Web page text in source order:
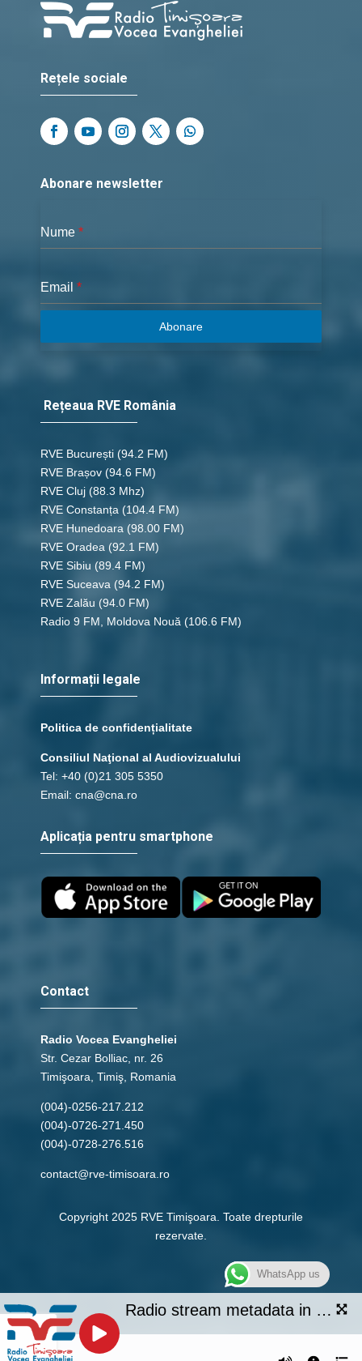
Rețele sociale
Abonare newsletter
Nume *
Email *
Abonare
Rețeaua RVE România
RVE București (94.2 FM)
RVE Brașov (94.6 FM)
RVE Cluj (88.3 Mhz)
RVE Constanța (104.4 FM)
RVE Hunedoara (98.00 FM)
RVE Oradea (92.1 FM)
RVE Sibiu (89.4 FM)
RVE Suceava (94.2 FM)
RVE Zalău (94.0 FM)
Radio 9 FM, Moldova Nouă (106.6 FM)
Informații legale
Politica de confidențialitate
Consiliul Naţional al Audiovizualului
Tel: +40 (0)21 305 5350
Email: cna@cna.ro
Aplicația pentru smartphone
Contact
Radio Vocea Evangheliei
Str. Cezar Bolliac, nr. 26
Timişoara, Timiş, Romania
(004)-0256-217.212
(004)-0726-271.450
(004)-0728-276.516
contact@rve-timisoara.ro
Copyright 2025 RVE Timişoara. Toate drepturile
rezervate.
Radio stream metadata in not available.
WhatsApp us